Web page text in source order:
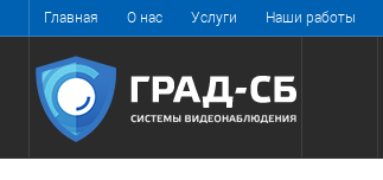
Главная О нас Услуги Наши работы